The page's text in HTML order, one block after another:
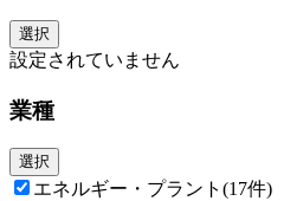
選択
設定されていません
業種
選択
エネルギー・プラント (17件)